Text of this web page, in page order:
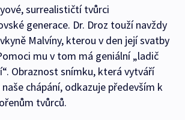
surrealističtí tvůrci
generace. Dr. Droz touží navždy
Malvíny, kterou v den její svatby
mu v tom má geniální „ladič
Obraznost snímku, která vytváří
chápání, odkazuje především k
tvůrců.